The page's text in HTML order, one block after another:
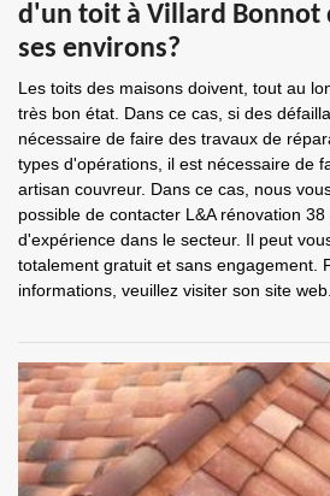
d'un toit à Villard Bonnot
ses environs?
Les toits des maisons doivent, tout au
très bon état. Dans ce cas, si des
nécessaire de faire des travaux de
types d'opérations, il est nécessaire de
artisan couvreur. Dans ce cas, nous
possible de contacter L&A rénovation
d'expérience dans le secteur. Il peut
totalement gratuit et sans engagement.
informations, veuillez visiter son site web.